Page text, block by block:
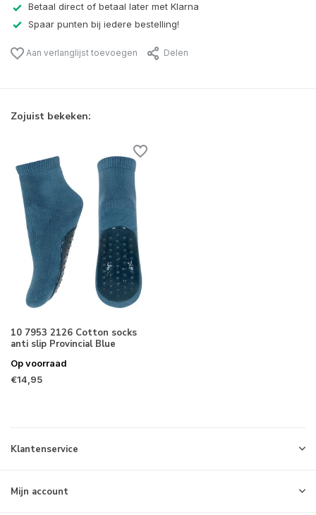
Betaal direct of betaal later met Klarna
Spaar punten bij iedere bestelling!
Aan verlanglijst toevoegen Delen
Zojuist bekeken:
10 7953 2126 Cotton socks
anti slip Provincial Blue
Op voorraad
€14,95
Klantenservice
Mijn account